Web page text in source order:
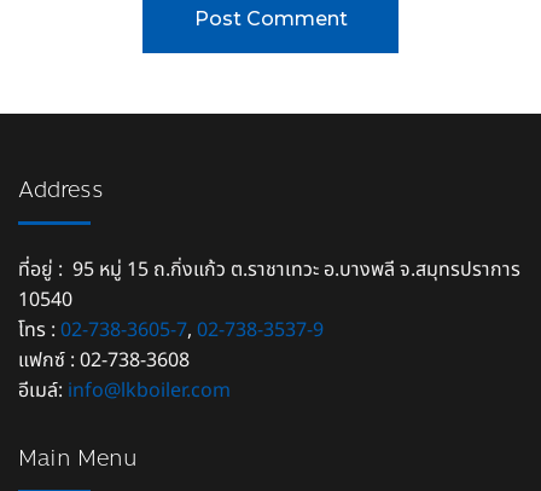
Address
ที่อยู่ : 95 หมู่ 15 ถ.กิ่งแก้ว ต.ราชาเทวะ อ.บางพลี จ.สมุทรปราการ
10540
โทร : 02-738-3605-7, 02-738-3537-9
แฟกซ์ : 02-738-3608
อีเมล์: info@lkboiler.com
Main Menu